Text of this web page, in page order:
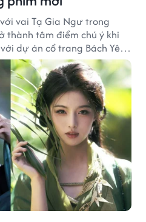
vai Tạ Gia Ngư trong
thành tâm điểm chú ý khi
dự án cổ trang Bách Yêu